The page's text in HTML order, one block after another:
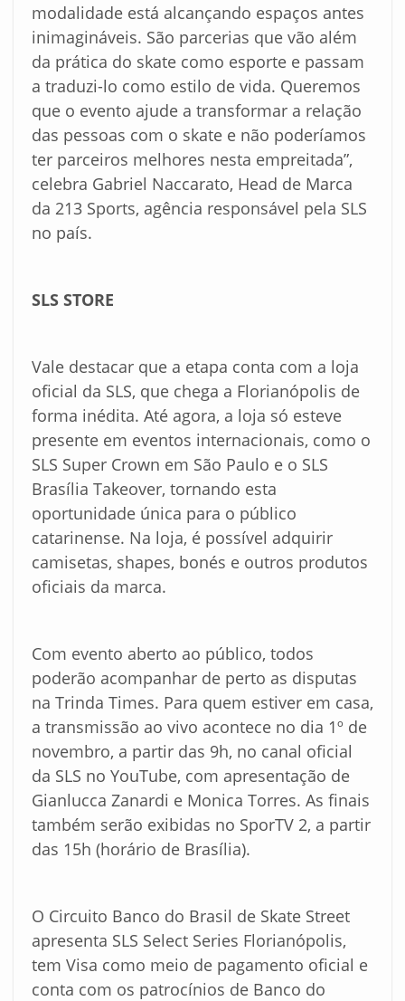
modalidade está alcançando espaços antes
inimagináveis. São parcerias que vão além
da prática do skate como esporte e passam
a traduzi-lo como estilo de vida. Queremos
que o evento ajude a transformar a relação
das pessoas com o skate e não poderíamos
ter parceiros melhores nesta empreitada”,
celebra Gabriel Naccarato, Head de Marca
da 213 Sports, agência responsável pela SLS
no país.
SLS STORE
Vale destacar que a etapa conta com a loja
oficial da SLS, que chega a Florianópolis de
forma inédita. Até agora, a loja só esteve
presente em eventos internacionais, como o
SLS Super Crown em São Paulo e o SLS
Brasília Takeover, tornando esta
oportunidade única para o público
catarinense. Na loja, é possível adquirir
camisetas, shapes, bonés e outros produtos
oficiais da marca.
Com evento aberto ao público, todos
poderão acompanhar de perto as disputas
na Trinda Times. Para quem estiver em casa,
a transmissão ao vivo acontece no dia 1º de
novembro, a partir das 9h, no canal oficial
da SLS no YouTube, com apresentação de
Gianlucca Zanardi e Monica Torres. As finais
também serão exibidas no SporTV 2, a partir
das 15h (horário de Brasília).
O Circuito Banco do Brasil de Skate Street
apresenta SLS Select Series Florianópolis,
tem Visa como meio de pagamento oficial e
conta com os patrocínios de Banco do